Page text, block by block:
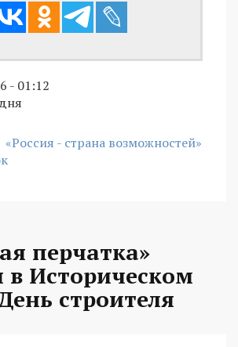
- 01:12
«Россия - страна возможностей»
перчатка»
в Историческом
строителя